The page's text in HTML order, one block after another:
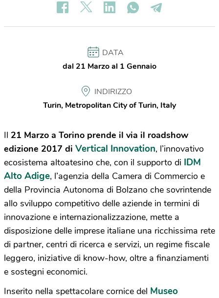
DATA
dal 21 Marzo al 1 Gennaio
INDIRIZZO
Turin, Metropolitan City of Turin, Italy
Il 21 Marzo a Torino prende il via il roadshow
edizione 2017 di Vertical Innovation, l’innovativo
ecosistema altoatesino che, con il supporto di IDM
Alto Adige, l’agenzia della Camera di Commercio e
della Provincia Autonoma di Bolzano che sovrintende
allo sviluppo competitivo delle aziende in termini di
innovazione e internazionalizzazione, mette a
disposizione delle imprese italiane una ricchissima rete
di partner, centri di ricerca e servizi, un regime fiscale
leggero, iniziative di know-how, oltre a finanziamenti
e sostegni economici.
Inserito nella spettacolare cornice del Museo